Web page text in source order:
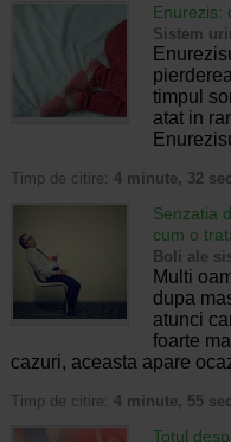
Enurezis:
Sistem
timpul
atat in
Timp de citire: 4 minute, 32
Senzatia
cum o
Boli ale
Multi
dupa
atunci
foarte
cazuri, aceasta apare
Timp de citire: 4 minute, 55
Totul